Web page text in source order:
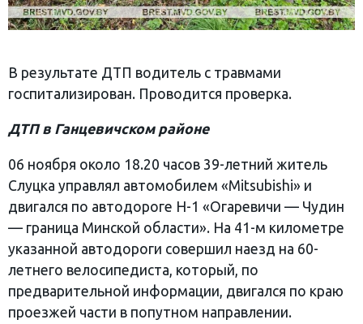
В результате ДТП водитель с травмами
госпитализирован. Проводится проверка.
ДТП в Ганцевичском районе
06 ноября около 18.20 часов 39-летний житель
Слуцка управлял автомобилем «Mitsubishi» и
двигался по автодороге Н-1 «Огаревичи — Чудин
— граница Минской области». На 41-м километре
указанной автодороги совершил наезд на 60-
летнего велосипедиста, который, по
предварительной информации, двигался по краю
проезжей части в попутном направлении.